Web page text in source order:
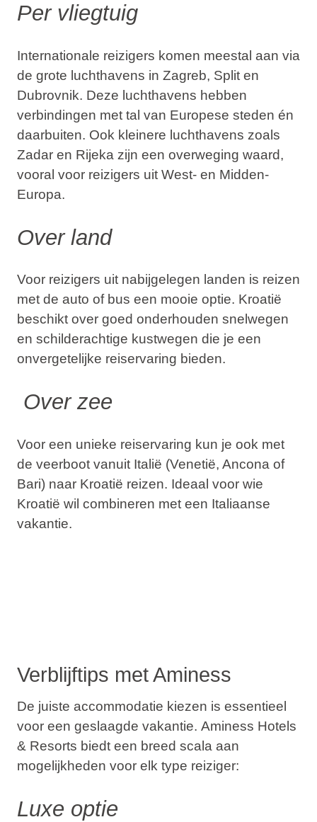
Per vliegtuig
Internationale reizigers komen meestal aan via
de grote luchthavens in Zagreb, Split en
Dubrovnik. Deze luchthavens hebben
verbindingen met tal van Europese steden én
daarbuiten. Ook kleinere luchthavens zoals
Zadar en Rijeka zijn een overweging waard,
vooral voor reizigers uit West- en Midden-
Europa.
Over land
Voor reizigers uit nabijgelegen landen is reizen
met de auto of bus een mooie optie. Kroatië
beschikt over goed onderhouden snelwegen
en schilderachtige kustwegen die je een
onvergetelijke reiservaring bieden.
Over zee
Voor een unieke reiservaring kun je ook met
de veerboot vanuit Italië (Venetië, Ancona of
Bari) naar Kroatië reizen. Ideaal voor wie
Kroatië wil combineren met een Italiaanse
vakantie.
Verblijftips met Aminess
De juiste accommodatie kiezen is essentieel
voor een geslaagde vakantie. Aminess Hotels
& Resorts biedt een breed scala aan
mogelijkheden voor elk type reiziger:
Luxe optie